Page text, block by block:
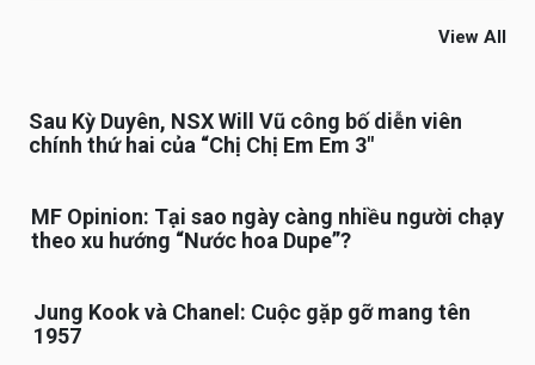
View All
Sau Kỳ Duyên, NSX Will Vũ công bố diễn viên
chính thứ hai của “Chị Chị Em Em 3″
MF Opinion: Tại sao ngày càng nhiều người chạy
theo xu hướng “Nước hoa Dupe”?
Jung Kook và Chanel: Cuộc gặp gỡ mang tên
1957